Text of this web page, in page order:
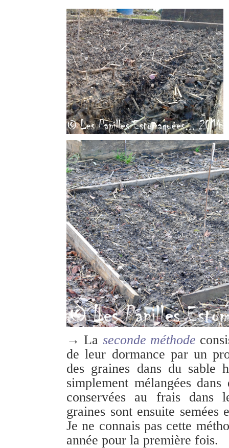
→ La seconde méthode
de leur dormance par un
des graines dans du sable
simplement mélangées
conservées au frais
graines sont ensuite
Je ne connais pas cette
année pour la première fois.